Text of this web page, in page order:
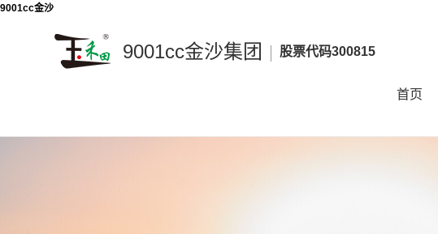
9001cc金沙
9001cc金沙集团
9001cc
沙
股票代码300815
首页